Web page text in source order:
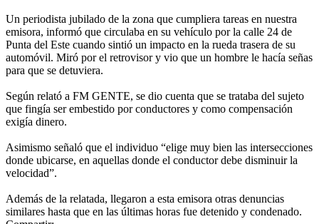
Un periodista jubilado de la zona que cumpliera tareas en nuestra
emisora, informó que circulaba en su vehículo por la calle 24 de
Punta del Este cuando sintió un impacto en la rueda trasera de su
automóvil. Miró por el retrovisor y vio que un hombre le hacía señas
para que se detuviera.
Según relató a FM GENTE, se dio cuenta que se trataba del sujeto
que fingía ser embestido por conductores y como compensación
exigía dinero.
Asimismo señaló que el individuo “elige muy bien las intersecciones
donde ubicarse, en aquellas donde el conductor debe disminuir la
velocidad”.
Además de la relatada, llegaron a esta emisora otras denuncias
similares hasta que en las últimas horas fue detenido y condenado.